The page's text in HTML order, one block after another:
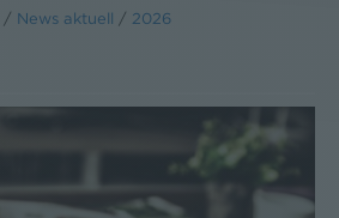
/ News aktuell / 2026